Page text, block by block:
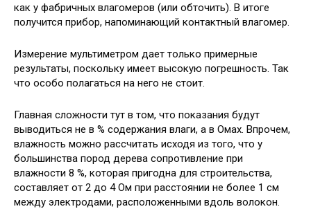
как у фабричных влагомеров (или обточить). В итоге
получится прибор, напоминающий контактный влагомер.
Измерение мультиметром дает только примерные
результаты, поскольку имеет высокую погрешность. Так
что особо полагаться на него не стоит.
Главная сложности тут в том, что показания будут
выводиться не в % содержания влаги, а в Омах. Впрочем,
влажность можно рассчитать исходя из того, что у
большинства пород дерева сопротивление при
влажности 8 %, которая пригодна для строительства,
составляет от 2 до 4 Ом при расстоянии не более 1 см
между электродами, расположенными вдоль волокон.